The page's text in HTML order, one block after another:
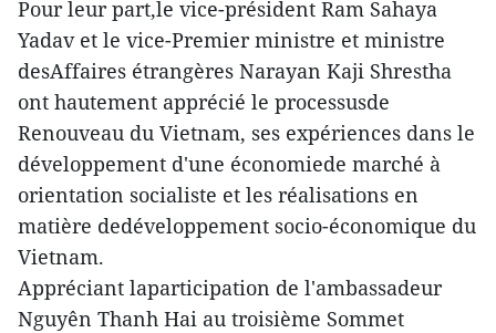
Pour leur part,le vice-président Ram Sahaya
Yadav et le vice-Premier ministre et ministre
desAffaires étrangères Narayan Kaji Shrestha
ont hautement apprécié le processusde
Renouveau du Vietnam, ses expériences dans le
développement d'une économiede marché à
orientation socialiste et les réalisations en
matière dedéveloppement socio-économique du
Vietnam.
Appréciant laparticipation de l'ambassadeur
Nguyên Thanh Hai au troisième Sommet